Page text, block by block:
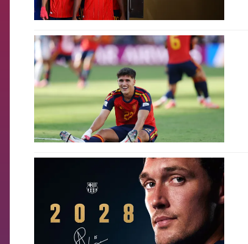
FCB Barcelona badge